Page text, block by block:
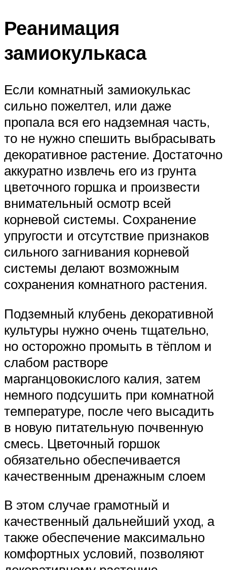
Реанимация
замиокулькаса
Если комнатный замиокулькас
сильно пожелтел, или даже
пропала вся его надземная часть,
то не нужно спешить выбрасывать
декоративное растение. Достаточно
аккуратно извлечь его из грунта
цветочного горшка и произвести
внимательный осмотр всей
корневой системы. Сохранение
упругости и отсутствие признаков
сильного загнивания корневой
системы делают возможным
сохранения комнатного растения.
Подземный клубень декоративной
культуры нужно очень тщательно,
но осторожно промыть в тёплом и
слабом растворе
марганцовокислого калия, затем
немного подсушить при комнатной
температуре, после чего высадить
в новую питательную почвенную
смесь. Цветочный горшок
обязательно обеспечивается
качественным дренажным слоем
В этом случае грамотный и
качественный дальнейший уход, а
также обеспечение максимально
комфортных условий, позволяют